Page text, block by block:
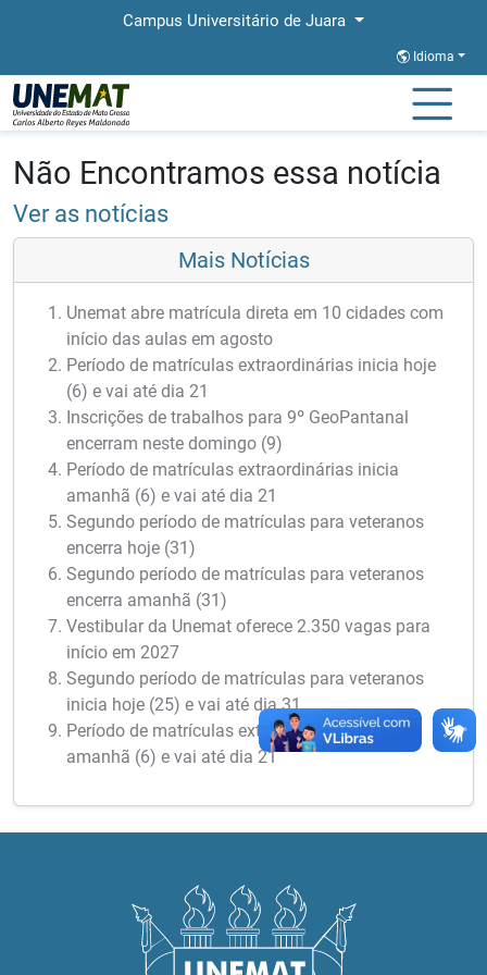
Campus Universitário de Juara
Idioma
Página Inicial
Não Encontramos essa notícia
Ver as notícias
Mais Notícias
Unemat abre matrícula direta em 10 cidades com
início das aulas em agosto
Período de matrículas extraordinárias inicia hoje
(6) e vai até dia 21
Inscrições de trabalhos para 9º GeoPantanal
encerram neste domingo (9)
Período de matrículas extraordinárias inicia
amanhã (6) e vai até dia 21
Segundo período de matrículas para veteranos
encerra hoje (31)
Segundo período de matrículas para veteranos
encerra amanhã (31)
Vestibular da Unemat oferece 2.350 vagas para
início em 2027
Segundo período de matrículas para veteranos
inicia hoje (25) e vai até dia 31
Período de matrículas extraordinárias inicia
amanhã (6) e vai até dia 21